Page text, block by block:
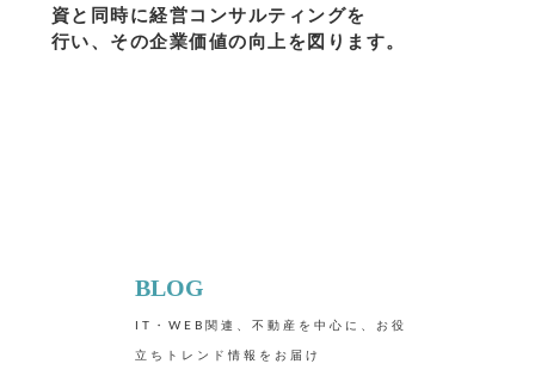
資と同時に経営コンサルティングを
行い、その企業価値の向上を図ります。
BLOG
IT・WEB関連、不動産を中心に、お役
立ちトレンド情報をお届け